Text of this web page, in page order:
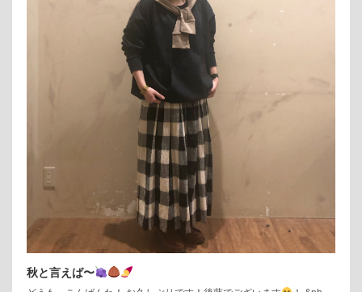
秋と言えば〜